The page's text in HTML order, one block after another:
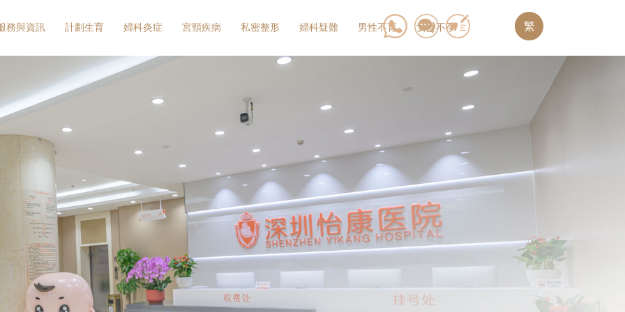
務與資訊 計劃生育 婦科炎症 宮頸疾病 私密整形 婦科疑難 男性不育 女性不孕 繁